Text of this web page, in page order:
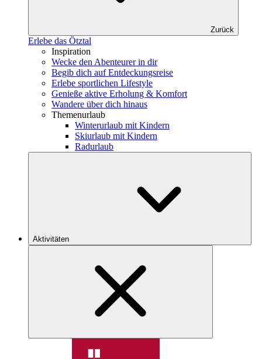
Zurück
Erlebe das Ötztal
Inspiration
Wecke den Abenteurer in dir
Begib dich auf Entdeckungsreise
Erlebe sportlichen Lifestyle
Genieße aktive Erholung & Komfort
Wandere über dich hinaus
Themenurlaub
Winterurlaub mit Kindern
Skiurlaub mit Kindern
Radurlaub
Aktivitäten